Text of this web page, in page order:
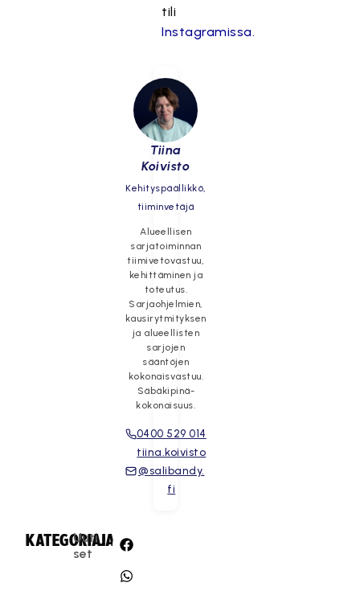
tili
Instagramissa.
Tiina
Koivisto
Kehityspäällikkö,
tiiminvetäjä
Alueellisen
sarjatoiminnan
tiimivetovastuu,
kehittäminen ja
toteutus.
Sarjaohjelmien,
kausirytmityksen
ja alueellisten
sarjojen
sääntöjen
kokonaisvastuu.
Säbäkipinä-
kokonaisuus.
0400 529 014
tiina.koivisto
@salibandy.
fi
KATEGORIA:
Uuti
set
JAA: